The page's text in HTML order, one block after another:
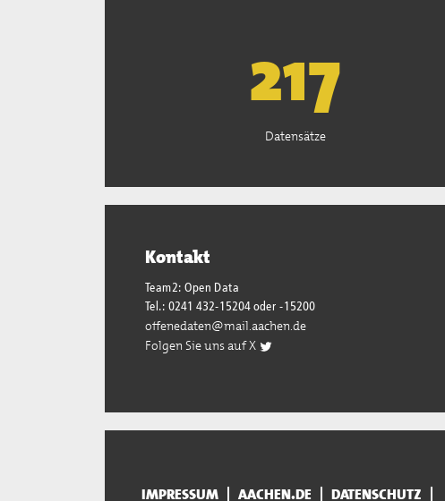
220
Datensätze
Kontakt
Team2: Open Data
Tel.: 0241 432-15204 oder -15200
offenedaten@mail.aachen.de
Folgen Sie uns auf X
IMPRESSUM AACHEN.DE DATENSCHUTZ